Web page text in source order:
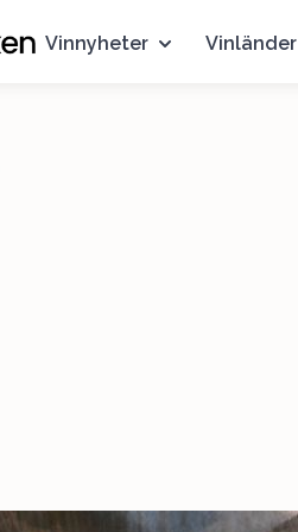
Vinnyheter Vinländer